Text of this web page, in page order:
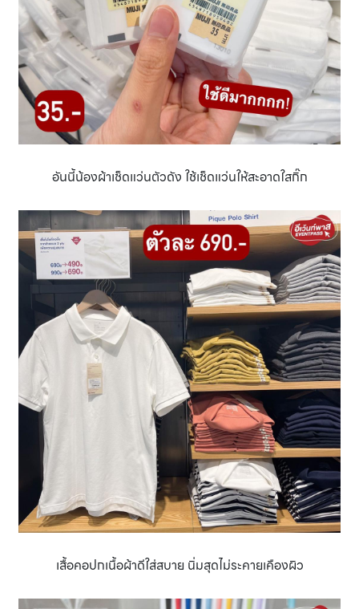
อันนี้น้องผ้าเช็ดแว่นตัวดัง ใช้เช็ดแว่นให้สะอาดใสกิ๊ก
เสื้อคอปกเนื้อผ้าดีใส่สบาย นิ่มสุดไม่ระคายเคืองผิว